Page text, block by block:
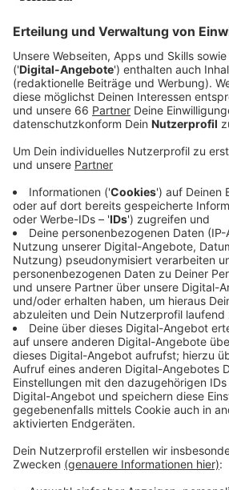
Anzeige
Dann öffnen morgen (14. Juli 2021)
PopUp-Impfstationen - und zwar in
der Stadtmitte. Zwischen 10 und
vorbeikommen, der seinen
dabei hat. In der Heinrich-Heine-Uni
Hauptbahnhof können wir bis
spontan zur Impfung gehen. In
Station bis einschließlich Dienstag.
kommen noch neue Standorte in
Derendorf dazu. An den Stationen in
wir zwischen Biontech und Johnson
im Impfzentrum gibt es alle
zugelassen sind. Die zweite
Wochen im Impfzentrum oder an
Stationen, falls sie länger bleiben.
Anzeige